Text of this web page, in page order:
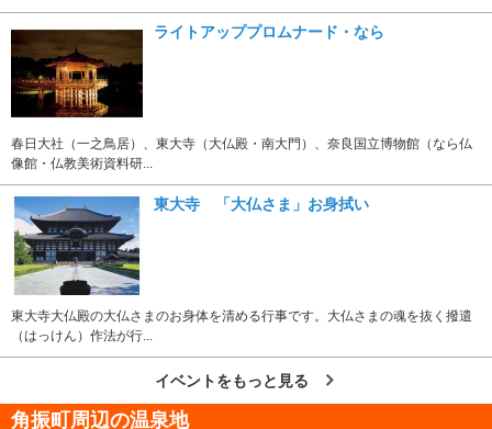
ライトアッププロムナード・なら
春日大社（一之鳥居）、東大寺（大仏殿・南大門）、奈良国立博物館（なら仏
像館・仏教美術資料研...
東大寺 「大仏さま」お身拭い
東大寺大仏殿の大仏さまのお身体を清める行事です。大仏さまの魂を抜く撥遣
（はっけん）作法が行...
イベントをもっと見る
角振町周辺の温泉地